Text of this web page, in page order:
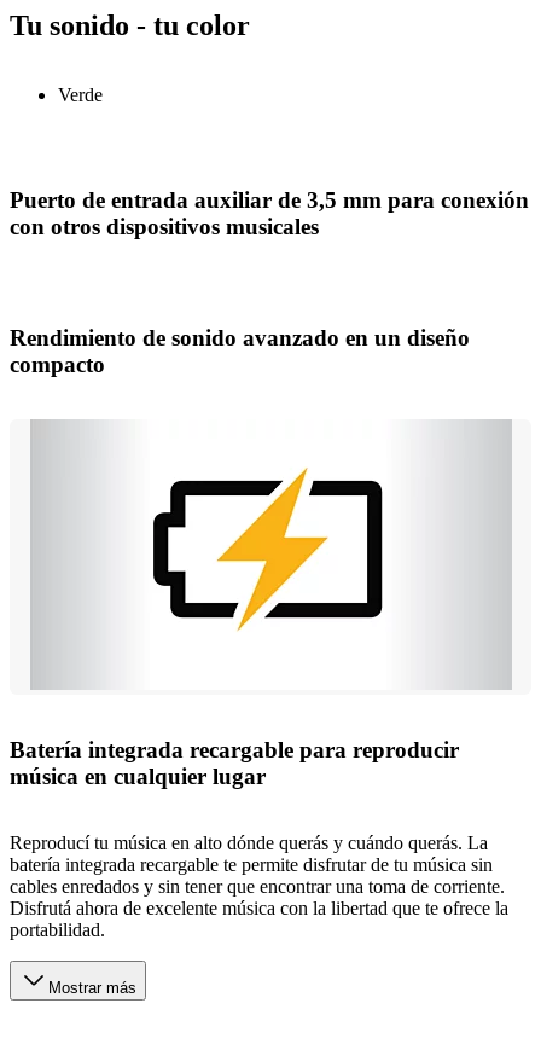
Tu sonido - tu color
Verde
Puerto de entrada auxiliar de 3,5 mm para conexión
con otros dispositivos musicales
Rendimiento de sonido avanzado en un diseño
compacto
Batería integrada recargable para reproducir
música en cualquier lugar
Reproducí tu música en alto dónde querás y cuándo querás. La
batería integrada recargable te permite disfrutar de tu música sin
cables enredados y sin tener que encontrar una toma de corriente.
Disfrutá ahora de excelente música con la libertad que te ofrece la
portabilidad.
Mostrar más